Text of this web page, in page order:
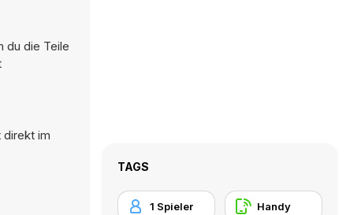
du die Teile
direkt im
TAGS
1 Spieler Handy